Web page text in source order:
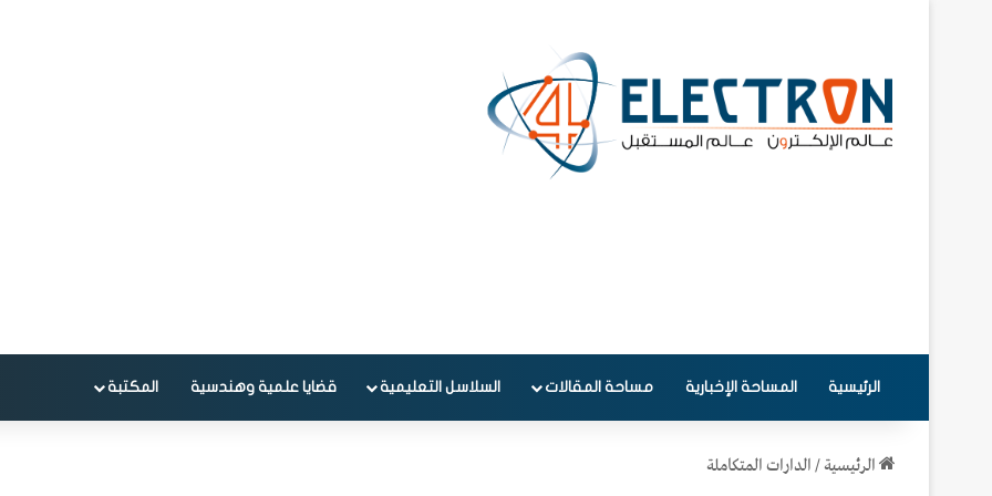
الرئيسية المساحة الإخبارية مساحة المقالات السلاسل التعليمية قضايا علمية وهندسية المكتبة
الرئيسية/الدارات المتكاملة